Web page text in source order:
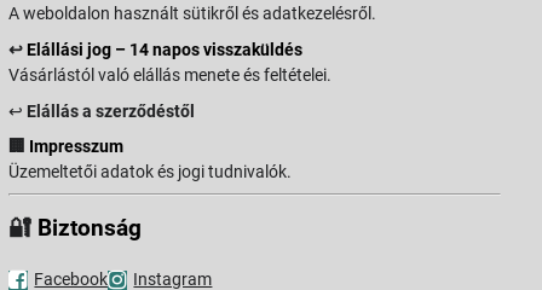
A weboldalon használt sütikről és adatkezelésről.
↩️Elállási jog – 14 napos visszaküldés
Vásárlástól való elállás menete és feltételei.
↩️ Elállás a szerződéstől
🏢 Impresszum
Üzemeltetői adatok és jogi tudnivalók.
🔐 Biztonság
Facebook Instagram